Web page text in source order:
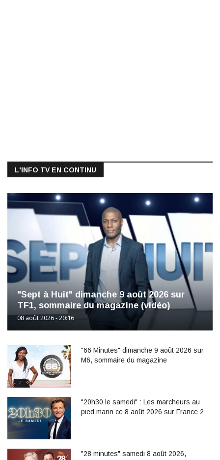
L'INFO TV EN CONTINU
"Sept à Huit" dimanche 9 août 2026 sur
TF1, sommaire du magazine (vidéo)
08 août 2026 - 20:16
"66 Minutes" dimanche 9 août 2026 sur
M6, sommaire du magazine
"20h30 le samedi" : Les marcheurs au
pied marin ce 8 août 2026 sur France 2
"28 minutes" samedi 8 août 2026,